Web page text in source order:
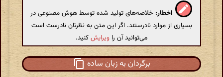
اخطار: خلاصه‌های تولید شده توسط هوش مصنوعی در
بسیاری از موارد نادرستند. اگر این متن به نظرتان نادرست است
می‌توانید آن را ویرایشکنید.
برگردان به زبان ساده